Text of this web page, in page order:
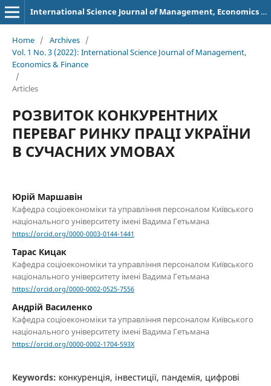
International Science Journal of Management, Economics & Finance
Home / Archives /
Vol. 1 No. 3 (2022): International Science Journal of Management,
Economics & Finance
/
Articles
РОЗВИТОК КОНКУРЕНТНИХ
ПЕРЕВАГ РИНКУ ПРАЦІ УКРАЇНИ
В СУЧАСНИХ УМОВАХ
Юрій Маршавін
Кафедра соціоекономіки та управління персоналом Київського
національного університету імені Вадима Гетьмана
https://orcid.org/0000-0003-0144-1441
Тарас Кицак
Кафедра соціоекономіки та управління персоналом Київського
національного університету імені Вадима Гетьмана
https://orcid.org/0000-0002-0525-7556
Андрій Василенко
Кафедра соціоекономіки та управління персоналом Київського
національного університету імені Вадима Гетьмана
https://orcid.org/0000-0002-1704-593X
Keywords: конкуренція, інвестиції, пандемія, цифрові